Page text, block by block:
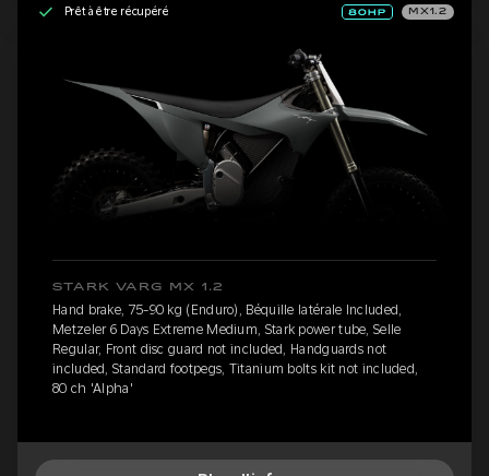
Prêt à être récupéré MX1.2
STARK VARG MX 1.2
Hand brake, 75-90 kg (Enduro), Béquille latérale Included,
Metzeler 6 Days Extreme Medium, Stark power tube, Selle
Regular, Front disc guard not included, Handguards not
included, Standard footpegs, Titanium bolts kit not included,
80 ch 'Alpha'